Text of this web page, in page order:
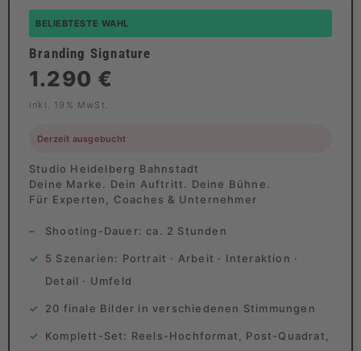
BELIEBTESTE WAHL
Branding Signature
1.290 €
inkl. 19% MwSt.
Derzeit ausgebucht
Studio Heidelberg Bahnstadt
Deine Marke. Dein Auftritt. Deine Bühne.
Für Experten, Coaches & Unternehmer
Shooting-Dauer: ca. 2 Stunden
5 Szenarien: Portrait · Arbeit · Interaktion ·
Detail · Umfeld
20 finale Bilder in verschiedenen Stimmungen
Komplett-Set: Reels-Hochformat, Post-Quadrat,